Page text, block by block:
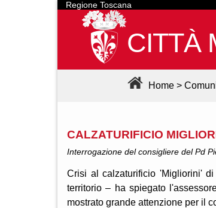
Regione Toscana
CITTÀ
Home >
CALZATURIFICIO
Interrogazione del consigliere del Pd
Crisi al calzaturificio 'Migliorini'
territorio – ha spiegato
mostrato grande attenzione per il